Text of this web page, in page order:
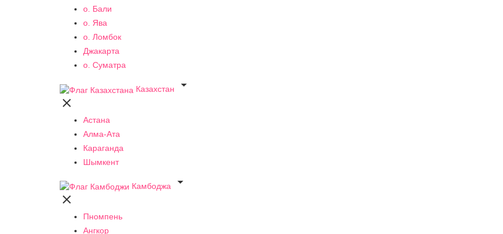
о. Бали
о. Ява
о. Ломбок
Джакарта
о. Суматра
Казахстан


Астана
Алма-Ата
Караганда
Шымкент
Камбоджа


Пномпень
Ангкор